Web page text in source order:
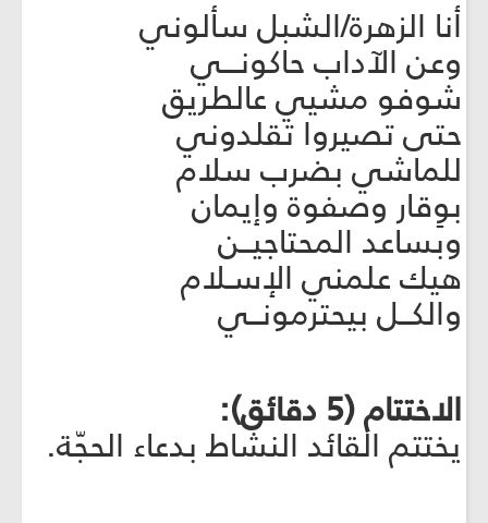
أنا الزهرة/الشبل سألوني
وعن الآداب حاكونـــي
شوفو مشيي عالطريق
حتى تصيروا تقلدوني
للماشي بضرب سلام
بوِقار وصفوة وإيمان
وبساعد المحتاجيــن
هيك علمني الإسـلام
والكــل بيحترمونــي
الاختتام (5 دقائق):
يختتم القائد النشاط بدعاء الحجّة.